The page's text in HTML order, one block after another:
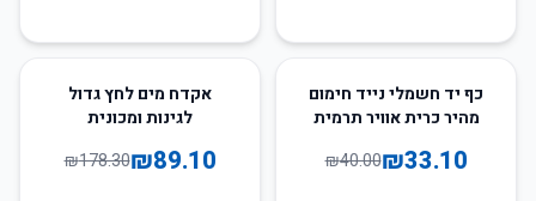
17
כף יד חשמלי נייד חימום
מהיר כרית אוויר תרמית
₪33.10
₪40.00
אקדח מים לחץ גדול
לגינות ומכונית
₪89.10
₪178.30